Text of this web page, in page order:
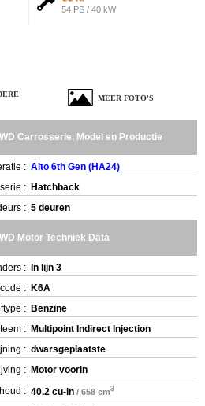
54 PS / 40 kW
MEER FOTO'S
Carrosserie, Model en Productie
: Alto 6th Gen (HA24)
: Hatchback
: 5 deuren
Motor Techniek Data
:
In lijn 3
: K6A
: Benzine
: Multipoint Indirect Injection
: dwarsgeplaatste
: Motor voorin
: 40.2 cu-in / 658 cm3